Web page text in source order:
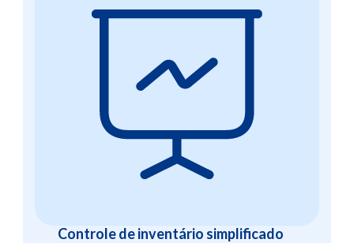
Controle de inventário simplificado